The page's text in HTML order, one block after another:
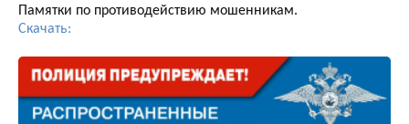
Памятки по противодействию мошенникам.
Скачать: